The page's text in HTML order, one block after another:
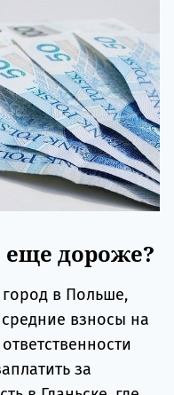
еще дороже?
в Польше,
взносы на
за